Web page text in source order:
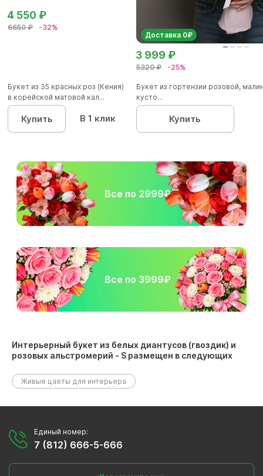
6650 ₽ -32%
4 550 ₽
Букет из 35 красных роз (Кения)
в корейской матовой кал...
Купить В 1 клик
Доставка 0₽
5320 ₽ -25%
3 999 ₽
Букет из гортензии розовой,
кусто...
Купить
Все по 2999₽
Все по 3999₽
Интерьерный букет из белых диантусов (гвоздик) и
розовых альстромерий - S размещен в следующих
Живые цаеты для интерьера
Единый номер:
7 (812) 666-5-666